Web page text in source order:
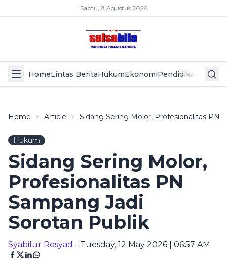
Sabtu, 8 Agustus 2026
HomeLintas BeritaHukumEkonomiPendidikan Politik
Home Article Sidang Sering Molor, Profesionalitas PN
Hukum
Sidang Sering Molor,
Profesionalitas PN
Sampang Jadi
Sorotan Publik
Syabilur Rosyad - Tuesday, 12 May 2026 | 06:57 AM